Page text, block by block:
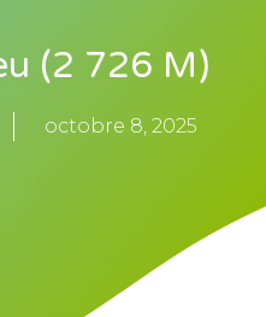
(2 726 M)
octobre 8, 2025